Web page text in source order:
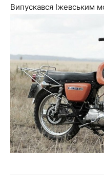
Випускався Іжевським